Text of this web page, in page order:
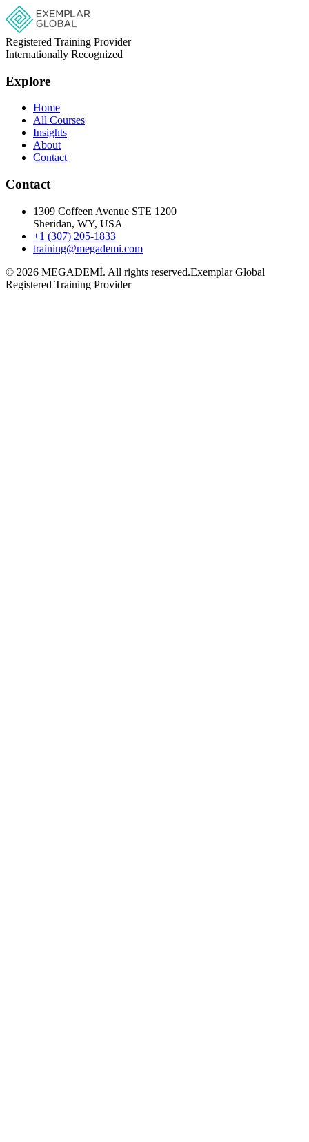
Registered Training Provider
Internationally Recognized
Explore
Home
All Courses
Insights
About
Contact
Contact
1309 Coffeen Avenue STE 1200
Sheridan, WY, USA
+1 (307) 205-1833
training@megademi.com
© 2026 MEGADEMİ. All rights reserved.Exemplar Global
Registered Training Provider